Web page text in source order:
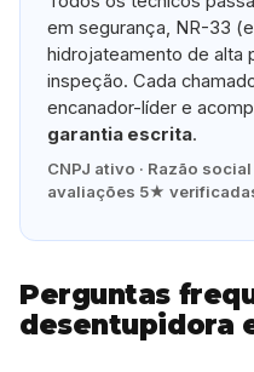
em segurança, NR-33
hidrojateamento de alta
inspeção. Cada
encanador-líder e
garantia escrita.
CNPJ ativo · Razão
avaliações 5★
Perguntas
desentupidora